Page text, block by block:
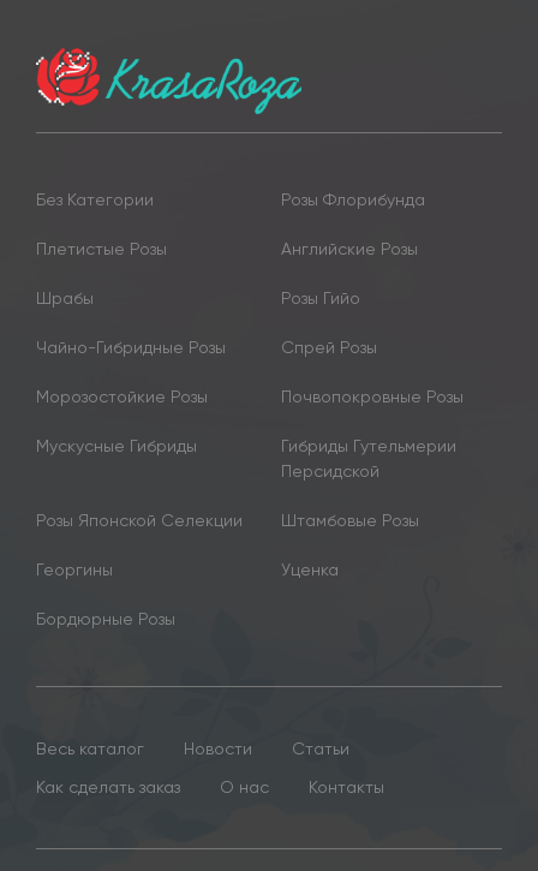
Без Категории Розы Флорибунда
Плетистые Розы Английские Розы
Шрабы Розы Гийо
Чайно-Гибридные Розы Спрей Розы
Морозостойкие Розы Почвопокровные Розы
Мускусные Гибриды
Гибриды Гутельмерии
Персидской
Розы Японской Селекции Штамбовые Розы
Георгины Уценка
Бордюрные Розы
Весь каталог Новости
Статьи
Как сделать заказ
О нас Контакты